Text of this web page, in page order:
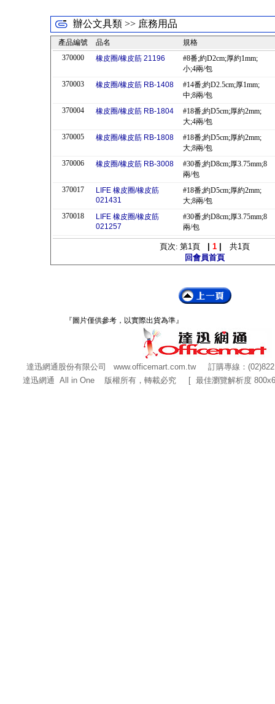
辦公文具類 >> 庶務用品
產品編號 品名
規格
370000
橡皮圈/橡皮筋 21196
#8番;約D2cm;厚約1mm;
小;4兩/包
370003
橡皮圈/橡皮筋 RB-1408
#14番;約D2.5cm;厚1mm;
中;8兩/包
370004
橡皮圈/橡皮筋 RB-1804
#18番;約D5cm;厚約2mm;
大;4兩/包
370005
橡皮圈/橡皮筋 RB-1808
#18番;約D5cm;厚約2mm;
大;8兩/包
370006
橡皮圈/橡皮筋 RB-3008
#30番;約D8cm;厚3.75mm;8
兩/包
370017
LIFE 橡皮圈/橡皮筋
021431
#18番;約D5cm;厚約2mm;
大;8兩/包
370018
LIFE 橡皮圈/橡皮筋
021257
#30番;約D8cm;厚3.75mm;8
兩/包
頁次: 第1頁 1| 共1頁
回會員首頁
『圖片僅供參考，以實際出貨為準』
達迅網通股份有限公司 www.officemart.com.tw訂購專線：
達迅網通 All in One 版權所有，轉載必究 [ 最佳瀏覽解析度